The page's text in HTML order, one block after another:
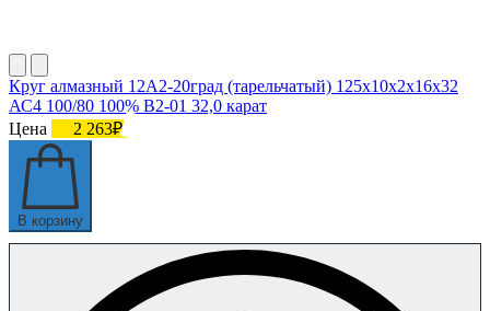
Круг алмазный 12А2-20град (тарельчатый) 125х10х2х16х32
АС4 100/80 100% В2-01 32,0 карат
Цена
2 263₽
В корзину